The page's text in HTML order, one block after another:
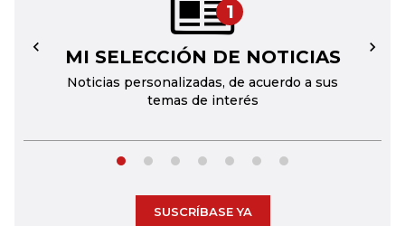
1
MI SELECCIÓN DE NOTICIAS
Noticias personalizadas, de acuerdo a sus
temas de interés
← →
SUSCRÍBASE YA